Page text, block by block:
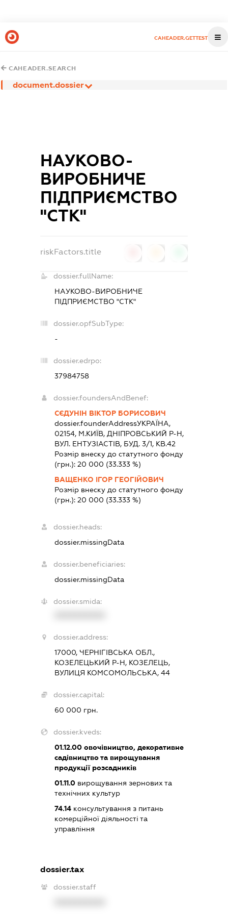
CAHEADER.GETTEST
CAHEADER.SEARCH
document.dossier
НАУКОВО-
ВИРОБНИЧЕ
ПІДПРИЄМСТВО
"СТК"
riskFactors.title
dossier.fullName:
НАУКОВО-ВИРОБНИЧЕ
ПІДПРИЄМСТВО "СТК"
dossier.opfSubType:
-
dossier.edrpo:
37984758
dossier.foundersAndBenef:
СЄДУНІН ВІКТОР БОРИСОВИЧ
dossier.founderAddressУКРАЇНА,
02154, М.КИЇВ, ДНІПРОВСЬКИЙ Р-Н,
ВУЛ. ЕНТУЗІАСТІВ, БУД. 3/1, КВ.42
Розмір внеску до статутного фонду
(грн.):20 000 (33.333 %)
ВАЩЕНКО ІГОР ГЕОГІЙОВИЧ
Розмір внеску до статутного фонду
(грн.):20 000 (33.333 %)
dossier.heads:
dossier.missingData
dossier.beneficiaries:
dossier.missingData
dossier.smida:
dossier.address:
17000, ЧЕРНІГІВСЬКА ОБЛ.,
КОЗЕЛЕЦЬКИЙ Р-Н, КОЗЕЛЕЦЬ,
ВУЛИЦЯ КОМСОМОЛЬСЬКА, 44
dossier.capital:
60 000 грн.
dossier.kveds:
01.12.00 овочівництво, декоративне
садівництво та вирощування
продукції розсадників
01.11.0 вирощування зернових та
технічних культур
74.14 консультування з питань
комерційної діяльності та
управління
dossier.tax
dossier.staff